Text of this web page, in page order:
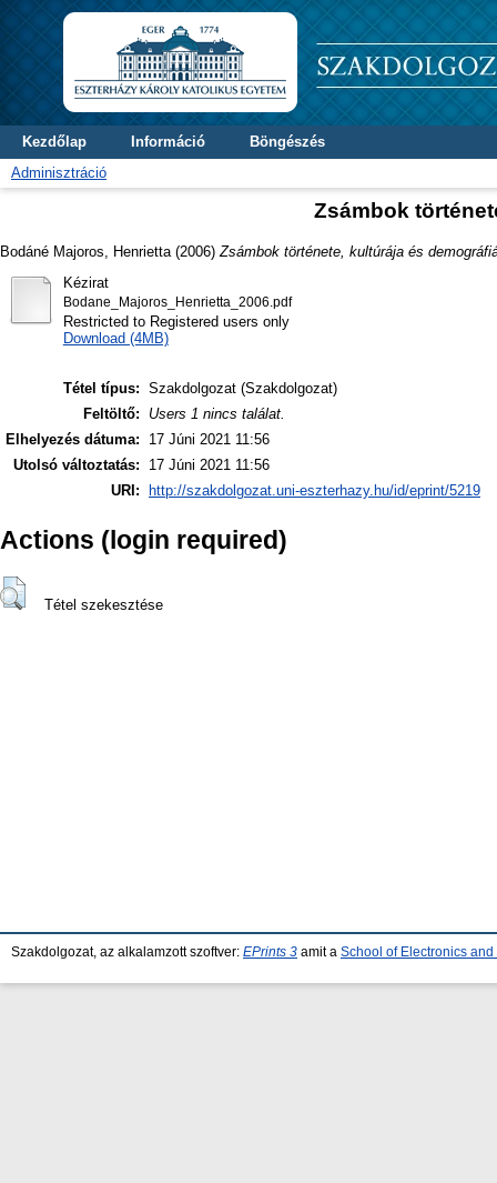
Kezdőlap Információ
Böngészés
Adminisztráció
Zsámbok
Bodáné Majoros, Henrietta (2006) Zsámbok története, kultúrája és
Kézirat
Bodane_Majoros_Henrietta_2006.pdf
Restricted to Registered users only
Download (4MB)
Tétel típus: Szakdolgozat (Szakdolgozat)
Feltöltő:
Users 1 nincs találat.
Elhelyezés dátuma:
17 Júni 2021 11:56
Utolsó változtatás:
17 Júni 2021 11:56
URI:
http://szakdolgozat.uni-eszterhazy.hu/id/eprint/5219
Actions (login required)
Tétel szekesztése
Szakdolgozat, az alkalamzott szoftver: EPrints 3 amit a School of Electronics